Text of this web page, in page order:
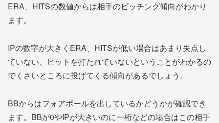
ERA、HITSの数値からは相手のピッチング傾向がわかり
ます。
IPの数字が大きくERA、HITSが低い場合はあまり失点し
ていない、ヒットを打たれていないということがわかるの
でくさいところに投げてくる傾向があるでしょう。
BBからはフォアボールを出しているかどうかが確認でき
ます。BBが0やIPが大きいのに一桁などの場合はこの相手